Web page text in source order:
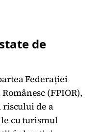
de
Federației
(FPIOR),
riscului de a
cu turismul